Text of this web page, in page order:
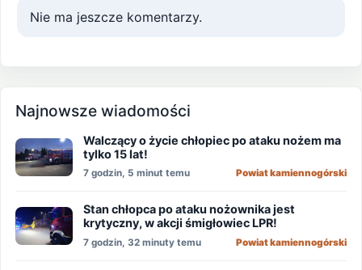
Nie ma jeszcze komentarzy.
Najnowsze wiadomości
Walczący o życie chłopiec po ataku nożem ma
tylko 15 lat!
7 godzin, 5 minut temu Powiat kamiennogórski
Stan chłopca po ataku nożownika jest
krytyczny, w akcji śmigłowiec LPR!
7 godzin, 32 minuty temu Powiat kamiennogórski